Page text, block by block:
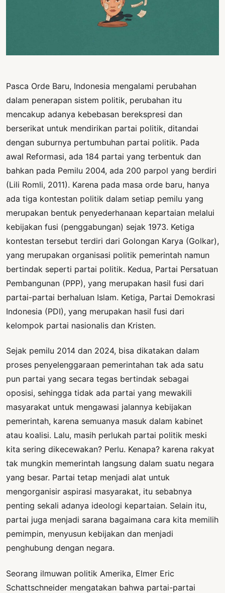
Pasca Orde Baru, Indonesia mengalami perubahan
dalam penerapan sistem politik, perubahan itu
mencakup adanya kebebasan berekspresi dan
berserikat untuk mendirikan partai politik, ditandai
dengan suburnya pertumbuhan partai politik. Pada
awal Reformasi, ada 184 partai yang terbentuk dan
bahkan pada Pemilu 2004, ada 200 parpol yang berdiri
(Lili Romli, 2011). Karena pada masa orde baru, hanya
ada tiga kontestan politik dalam setiap pemilu yang
merupakan bentuk penyederhanaan kepartaian melalui
kebijakan fusi (penggabungan) sejak 1973. Ketiga
kontestan tersebut terdiri dari Golongan Karya (Golkar),
yang merupakan organisasi politik pemerintah namun
bertindak seperti partai politik. Kedua, Partai Persatuan
Pembangunan (PPP), yang merupakan hasil fusi dari
partai-partai berhaluan Islam. Ketiga, Partai Demokrasi
Indonesia (PDI), yang merupakan hasil fusi dari
kelompok partai nasionalis dan Kristen.
Sejak pemilu 2014 dan 2024, bisa dikatakan dalam
proses penyelenggaraan pemerintahan tak ada satu
pun partai yang secara tegas bertindak sebagai
oposisi, sehingga tidak ada partai yang mewakili
masyarakat untuk mengawasi jalannya kebijakan
pemerintah, karena semuanya masuk dalam kabinet
atau koalisi. Lalu, masih perlukah partai politik meski
kita sering dikecewakan? Perlu. Kenapa? karena rakyat
tak mungkin memerintah langsung dalam suatu negara
yang besar. Partai tetap menjadi alat untuk
mengorganisir aspirasi masyarakat, itu sebabnya
penting sekali adanya ideologi kepartaian. Selain itu,
partai juga menjadi sarana bagaimana cara kita memilih
pemimpin, menyusun kebijakan dan menjadi
penghubung dengan negara.
Seorang ilmuwan politik Amerika, Elmer Eric
Schattschneider mengatakan bahwa partai-partai